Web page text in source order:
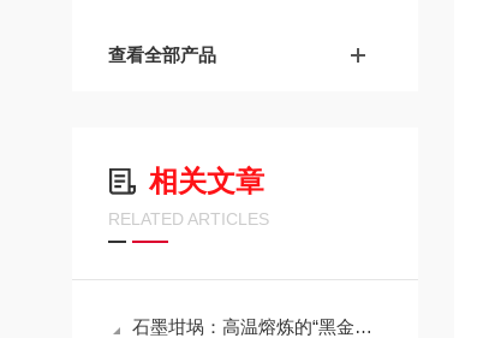
查看全部产品
相关文章
RELATED ARTICLES
石墨坩埚：高温熔炼的“黑金脊梁”